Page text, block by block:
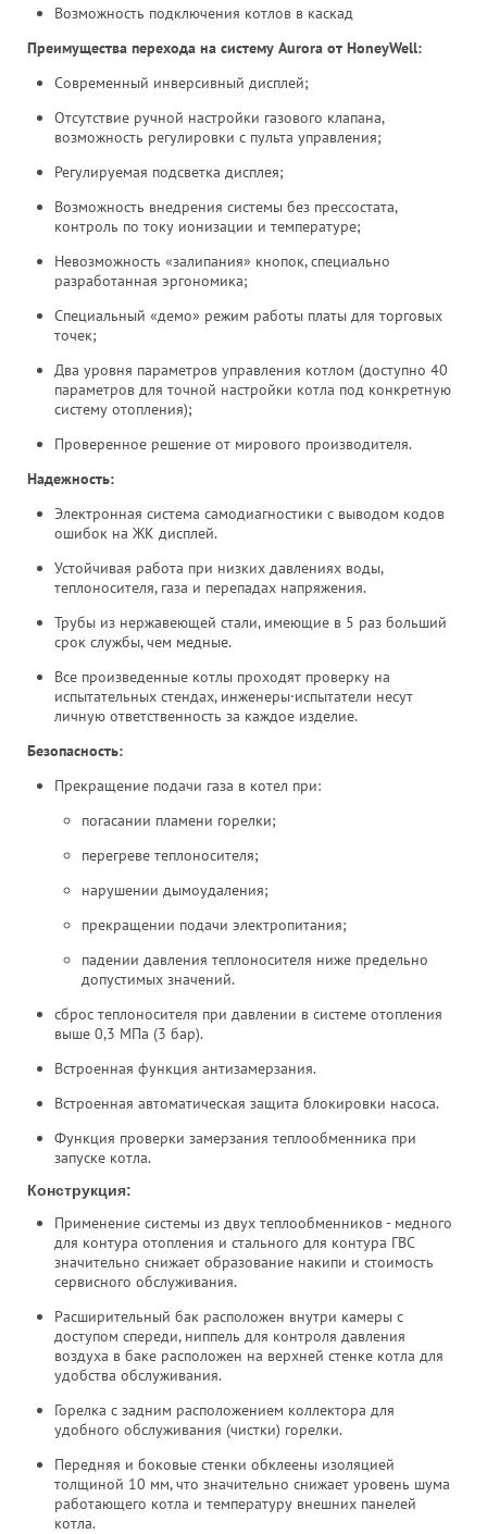
Возможность подключения котлов в каскад
Преимущества перехода на систему Aurora от HoneyWell:
Современный инверсивный дисплей;
Отсутствие ручной настройки газового клапана,
возможность регулировки с пульта управления;
Регулируемая подсветка дисплея;
Возможность внедрения системы без прессостата,
контроль по току ионизации и температуре;
Невозможность «залипания» кнопок, специально
разработанная эргономика;
Специальный «демо» режим работы платы для торговых
точек;
Два уровня параметров управления котлом (доступно 40
параметров для точной настройки котла под конкретную
систему отопления);
Проверенное решение от мирового производителя.
Надежность:
Электронная система самодиагностики с выводом кодов
ошибок на ЖК дисплей.
Устойчивая работа при низких давлениях воды,
теплоносителя, газа и перепадах напряжения.
Трубы из нержавеющей стали, имеющие в 5 раз больший
срок службы, чем медные.
Все произведенные котлы проходят проверку на
испытательных стендах, инженеры·испытатели несут
личную ответственность за каждое изделие.
Безопасность:
Прекращение подачи газа в котел при:
погасании пламени горелки;
перегреве теплоносителя;
нарушении дымоудаления;
прекращении подачи электропитания;
падении давления теплоносителя ниже предельно
допустимых значений.
сброс теплоносителя при давлении в системе отопления
выше 0,3 МПа (3 бар).
Встроенная функция антизамерзания.
Встроенная автоматическая защита блокировки насоса.
Функция проверки замерзания теплообменника при
запуске котла.
Конструкция:
Применение системы из двух теплообменников - медного
для контура отопления и стального для контура ГВС
значительно снижает образование накипи и стоимость
сервисного обслуживания.
Расширительный бак расположен внутри камеры с
доступом спереди, ниппель для контроля давления
воздуха в баке расположен на верхней стенке котла для
удобства обслуживания.
Горелка с задним расположением коллектора для
удобного обслуживания (чистки) горелки.
Передняя и боковые стенки обклеены изоляцией
толщиной 10 мм, что значительно снижает уровень шума
работающего котла и температуру внешних панелей
котла.